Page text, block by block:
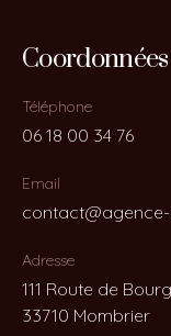
Coordonnées
Téléphone
06 18 00 34 76
Email
Adresse
111 Route de
33710 Mombrier
Coordonnées
Téléphone
06 18 00 34 76
Email
Adresse
111 Route de
33710 Mombrier